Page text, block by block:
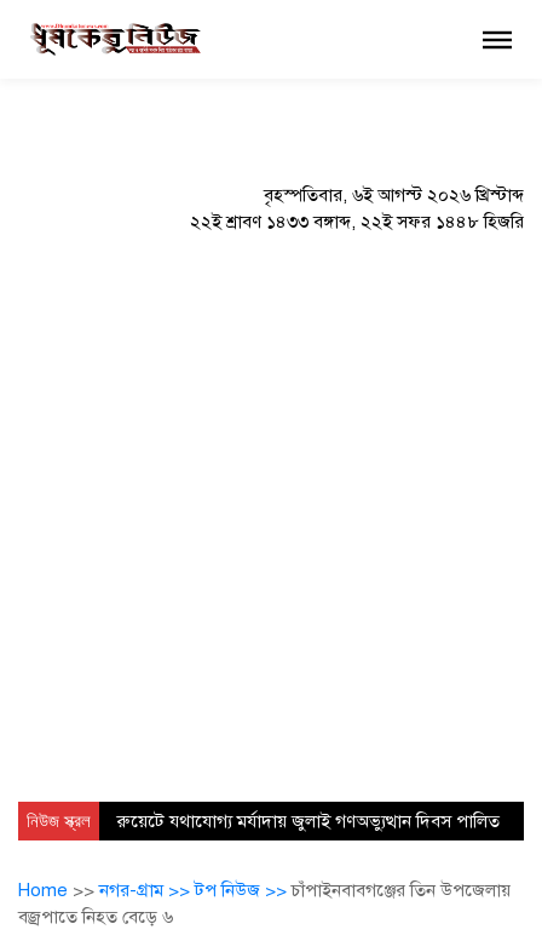
বৃহস্পতিবার, ৬ই আগস্ট ২০২৬ খ্রিস্টাব্দ
২২ই শ্রাবণ ১৪৩৩ বঙ্গাব্দ, ২২ই সফর ১৪৪৮ হিজরি
×
নিউজ স্ক্রল রুয়েটে যথাযোগ্য মর্যাদায় জুলাই গণঅভ্যুত্থান দিবস পালিত
Home >>নগর-গ্রাম >>টপ নিউজ >>চাঁপাইনবাবগঞ্জের তিন উপজেলায়
বজ্রপাতে নিহত বেড়ে ৬